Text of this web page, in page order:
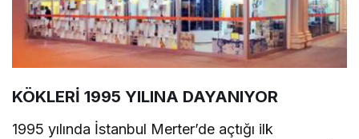
KÖKLERİ 1995 YILINA DAYANIYOR
1995 yılında İstanbul Merter’de açtığı ilk